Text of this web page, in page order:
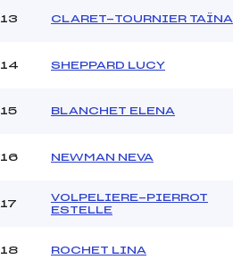
13 CLARET-TOURNIER TAÏNA
14 SHEPPARD LUCY
15 BLANCHET ELENA
16 NEWMAN NEVA
17
VOLPELIERE-PIERROT
ESTELLE
18 ROCHET LINA